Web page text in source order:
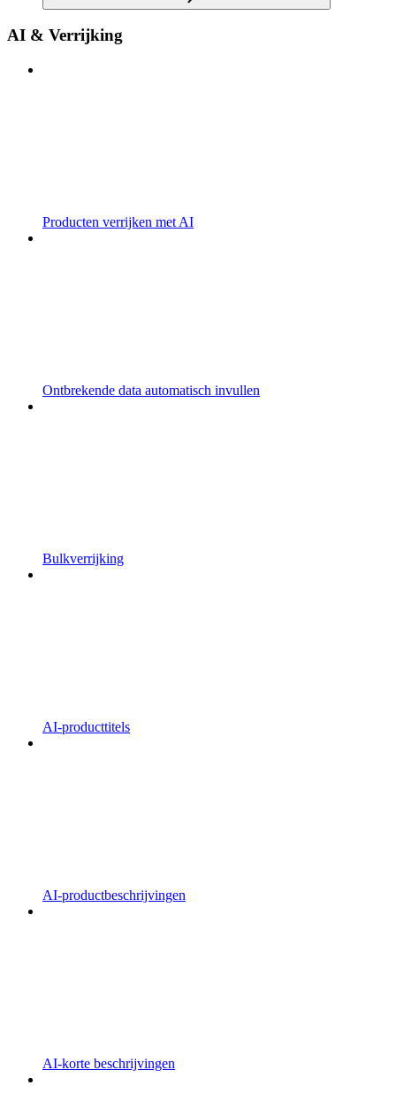
AI & Verrijking
Producten verrijken met AI
Ontbrekende data automatisch invullen
Bulkverrijking
AI-producttitels
AI-productbeschrijvingen
AI-korte beschrijvingen